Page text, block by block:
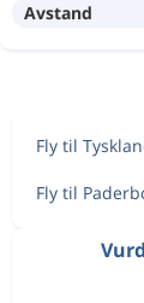
Avstand
Fly til
Fly til